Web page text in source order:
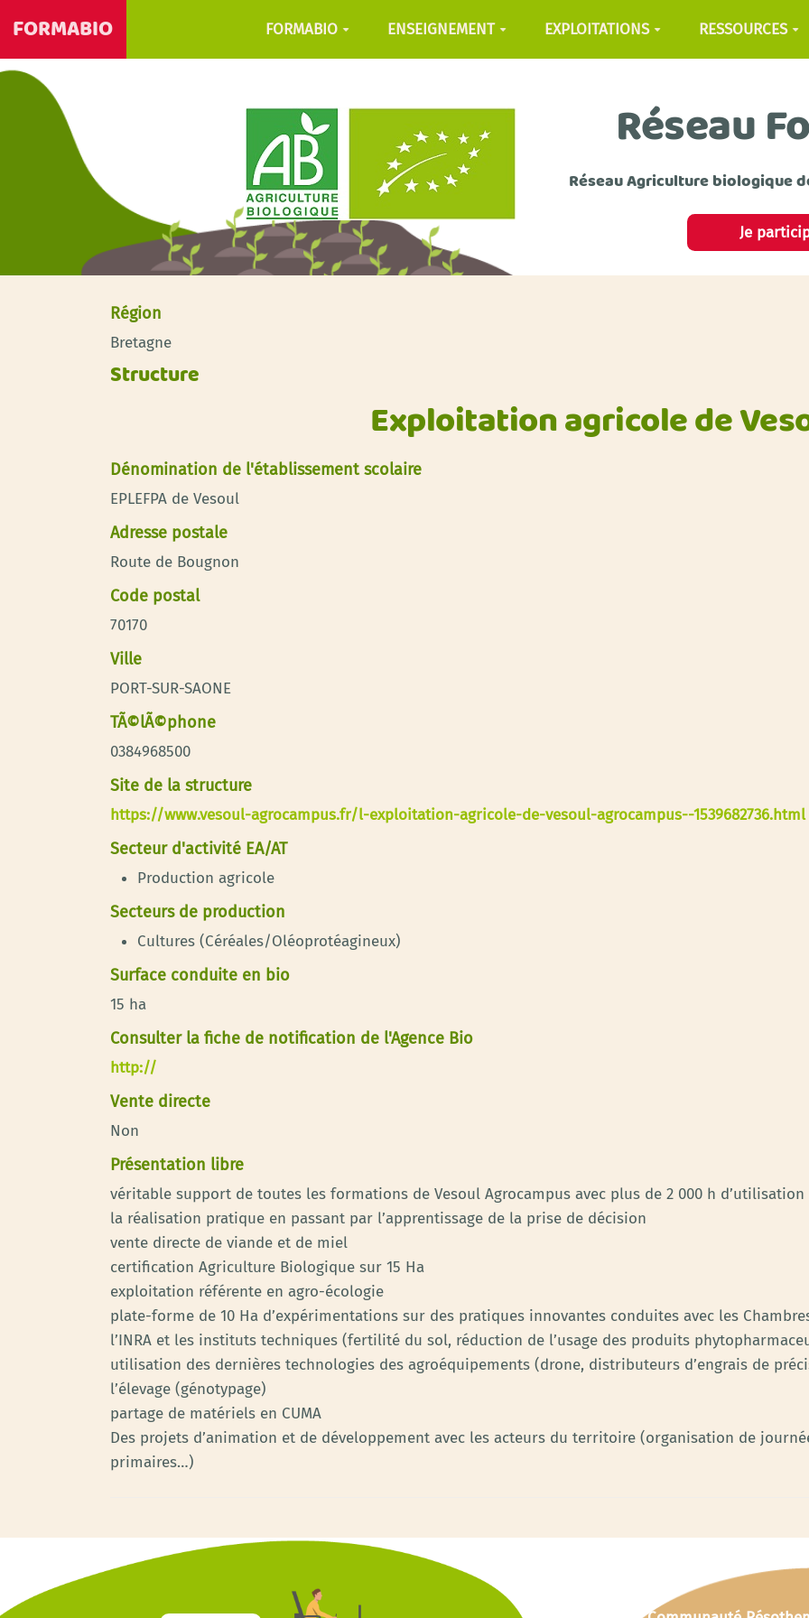
FORMABIO FORMABIO ENSEIGNEMENT EXPLOITATIONS RESSOURCES
Réseau
Réseau Agriculture biologique
Je
Région
Bretagne
Structure
Exploitation agricole de
Dénomination de l'établissement scolaire
EPLEFPA de Vesoul
Adresse postale
Route de Bougnon
Code postal
70170
Ville
PORT-SUR-SAONE
TÃ©lÃ©phone
0384968500
Site de la structure
https://www.vesoul-agrocampus.fr/l-exploitation-agricole-de-vesoul-agrocampus--1539682736.html
Secteur d'activité EA/AT
Production agricole
Secteurs de production
Cultures (Céréales/Oléoprotéagineux)
Surface conduite en bio
15 ha
Consulter la fiche de notification de l'Agence Bio
http://
Vente directe
Non
Présentation libre
véritable support de toutes les formations de Vesoul Agrocampus avec plus de 2 000 h
la réalisation pratique en passant par l’apprentissage de la prise de décision
vente directe de viande et de miel
certification Agriculture Biologique sur 15 Ha
exploitation référente en agro-écologie
plate-forme de 10 Ha d’expérimentations sur des pratiques innovantes conduites avec les
l’INRA et les instituts techniques (fertilité du sol, réduction de l’usage des produits
utilisation des dernières technologies des agroéquipements (drone, distributeurs d’engrais de
l’élevage (génotypage)
partage de matériels en CUMA
Des projets d’animation et de développement avec les acteurs du territoire (organisation de
primaires…)